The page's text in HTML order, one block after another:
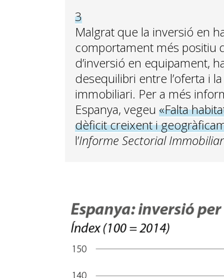
3
Malgrat que la inversió en
comportament més positiu
d’inversió en equipament,
desequilibri entre l’oferta i
immobiliari. Per a més
Espanya, vegeu «Falta
dèficit creixent i
l’Informe Sectorial